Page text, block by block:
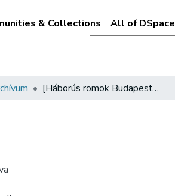
& Collections All of DSpace
[Háborús romok Budapesten]